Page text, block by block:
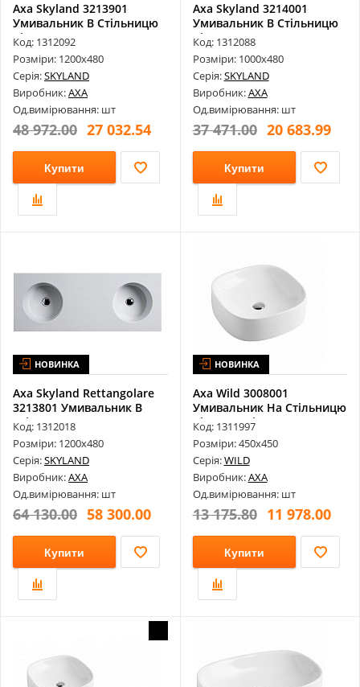
Axa Skyland 3213901
Умивальник В Стільницю
Bianco Lu...
Код: 1312092
Розміри: 1200х480
Серія:SKYLAND
Виробник:AXA
Од.вимірювання: шт
48 972.00 27 032.54
Купити
Axa Skyland 3214001
Умивальник В Стільницю
Bianco Lu...
Код: 1312088
Розміри: 1000х480
Серія:SKYLAND
Виробник:AXA
Од.вимірювання: шт
37 471.00 20 683.99
Купити
НОВИНКА
Axa Skyland Rettangolare
3213801 Умивальник В
Стільн...
Код: 1312018
Розміри: 1200х480
Серія:SKYLAND
Виробник:AXA
Од.вимірювання: шт
64 130.00 58 300.00
Купити
НОВИНКА
Axa Wild 3008001
Умивальник На Стільницю
Bianco Luci...
Код: 1311997
Розміри: 450х450
Серія:WILD
Виробник:AXA
Од.вимірювання: шт
13 175.80 11 978.00
Купити